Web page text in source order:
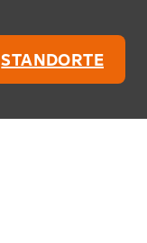
STANDORTE